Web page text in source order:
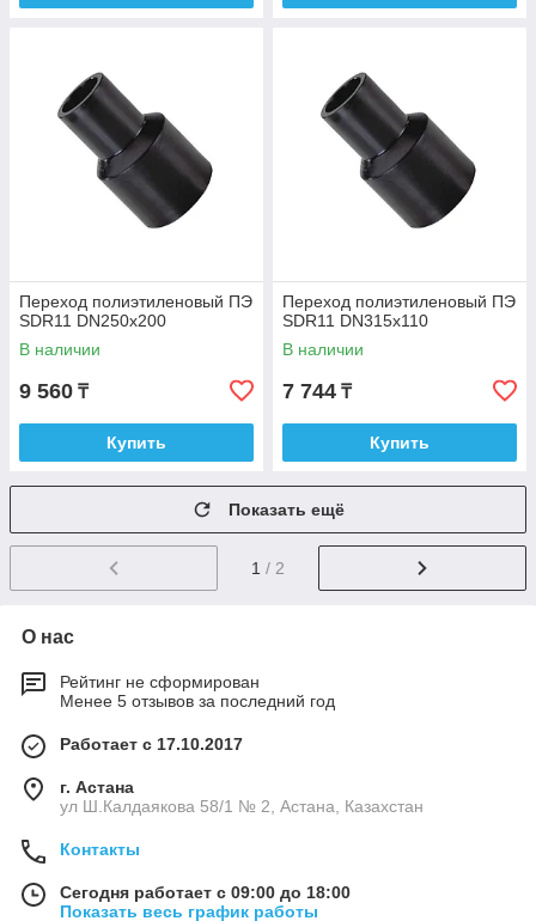
Переход полиэтиленовый ПЭ
SDR11 DN250х200
В наличии
9 560 ₸
Купить
Переход полиэтиленовый ПЭ
SDR11 DN315х110
В наличии
7 744 ₸
Купить
Показать ещё
1 / 2
О нас
Рейтинг не сформирован
Менее 5 отзывов за последний год
Работает с 17.10.2017
г. Астана
ул Ш.Калдаякова 58/1 № 2, Астана, Казахстан
Контакты
Сегодня работает с 09:00 до 18:00
Показать весь график работы